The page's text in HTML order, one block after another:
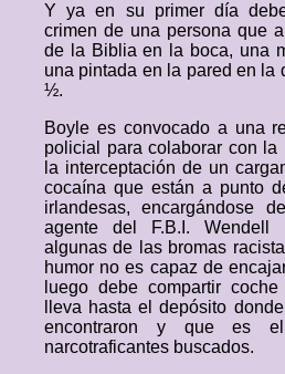
Y ya en su primer día
crimen de una persona que
de la Biblia en la boca, una
una pintada en la pared en la
½.
Boyle es convocado a una
policial para colaborar con la
la interceptación de un
cocaína que están a punto
irlandesas, encargándose
agente del F.B.I. Wendell
algunas de las bromas
humor no es capaz de
luego debe compartir
lleva hasta el depósito
encontraron y que es
narcotraficantes buscados.